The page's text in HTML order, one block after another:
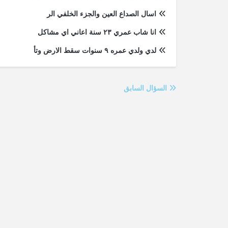
اسال الصداع العين والجزء الخلفي الر
انا شاب عمري ٢٣ سنة اعاني اي مشاكل
لدي ولدي عمره ٩ سنوات سقط الارض وتأ
السؤال السابق